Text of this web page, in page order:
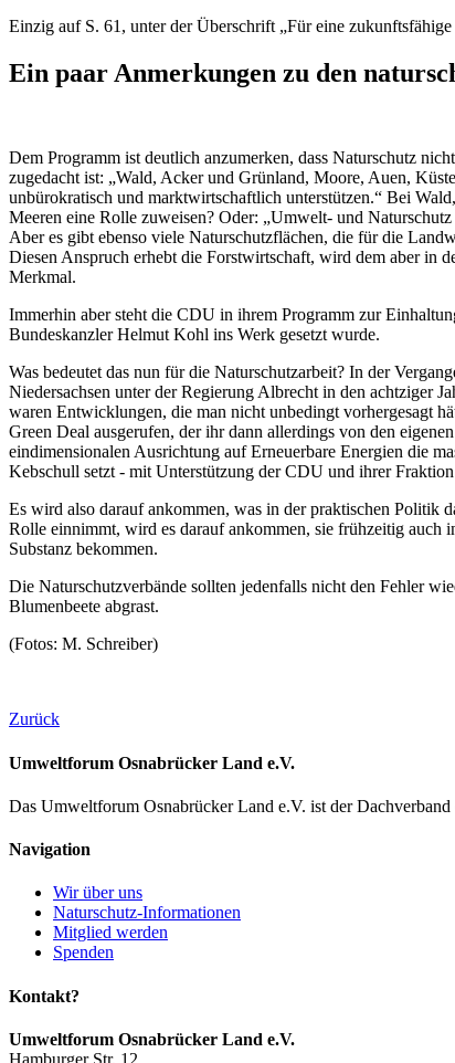
Einzig auf S. 61, unter der Überschrift „Für eine
Ein paar Anmerkungen zu den
Dem Programm ist deutlich anzumerken, dass Naturschutz
zugedacht ist: „Wald, Acker und Grünland, Moore, Auen,
unbürokratisch und marktwirtschaftlich unterstützen.“ Bei
Meeren eine Rolle zuweisen? Oder: „Umwelt- und
Aber es gibt ebenso viele Naturschutzflächen, die für die
Diesen Anspruch erhebt die Forstwirtschaft, wird dem aber in
Merkmal.
Immerhin aber steht die CDU in ihrem Programm zur
Bundeskanzler Helmut Kohl ins Werk gesetzt wurde.
Was bedeutet das nun für die Naturschutzarbeit? In der
Niedersachsen unter der Regierung Albrecht in den achtziger
waren Entwicklungen, die man nicht unbedingt vorhergesagt
Green Deal ausgerufen, der ihr dann allerdings von den
eindimensionalen Ausrichtung auf Erneuerbare Energien die
Kebschull setzt - mit Unterstützung der CDU und ihrer
Es wird also darauf ankommen, was in der praktischen Politik
Rolle einnimmt, wird es darauf ankommen, sie frühzeitig auch
Substanz bekommen.
Die Naturschutzverbände sollten jedenfalls nicht den Fehler
Blumenbeete abgrast.
(Fotos: M. Schreiber)
Zurück
Umweltforum Osnabrücker Land e.V.
Das Umweltforum Osnabrücker Land e.V. ist der
Navigation
Wir über uns
Naturschutz-Informationen
Mitglied werden
Spenden
Kontakt?
Umweltforum Osnabrücker Land e.V.
Hamburger Str. 12